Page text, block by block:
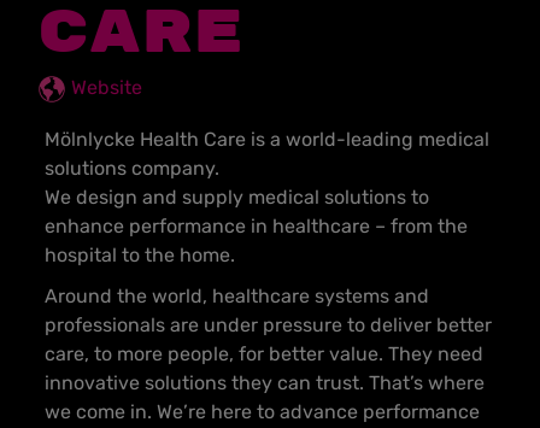
CARE
Website
Mölnlycke Health Care is a world-leading medical
solutions company.
We design and supply medical solutions to
enhance performance in healthcare – from the
hospital to the home.
Around the world, healthcare systems and
professionals are under pressure to deliver better
care, to more people, for better value. They need
innovative solutions they can trust. That’s where
we come in. We’re here to advance performance